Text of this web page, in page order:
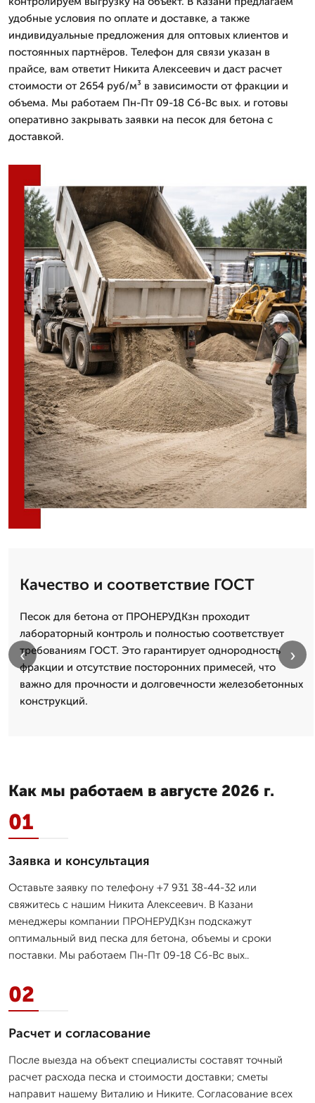
удобные условия по оплате и доставке, а также
индивидуальные предложения для оптовых клиентов и
постоянных партнёров. Телефон для связи указан в
прайсе, вам ответит Никита Алексеевич и даст расчет
стоимости от 2654 руб/м³ в зависимости от фракции и
объема. Мы работаем Пн-Пт 09-18 Сб-Вс вых. и готовы
оперативно закрывать заявки на песок для бетона с
доставкой.
Качество и соответствие ГОСТ
Песок для бетона от ПРОНЕРУДКзн проходит
лабораторный контроль и полностью соответствует
требованиям ГОСТ. Это гарантирует однородность
фракции и отсутствие посторонних примесей, что
важно для прочности и долговечности железобетонных
конструкций.
‹ ›
Как мы работаем в августе 2026 г.
01
Заявка и консультация
Оставьте заявку по телефону +7 931 38-44-32 или
свяжитесь с нашим Никита Алексеевич. В Казани
менеджеры компании ПРОНЕРУДКзн подскажут
оптимальный вид песка для бетона, объемы и сроки
поставки. Мы работаем Пн-Пт 09-18 Сб-Вс вых..
02
Расчет и согласование
После выезда на объект специалисты составят точный
расчет расхода песка и стоимости доставки; сметы
направит нашему Виталию и Никите. Согласование всех